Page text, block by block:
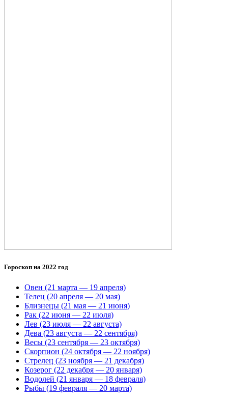
Гороскоп на 2022 год
Овен (21 марта — 19 апреля)
Телец (20 апреля — 20 мая)
Близнецы (21 мая — 21 июня)
Рак (22 июня — 22 июля)
Лев (23 июля — 22 августа)
Дева (23 августа — 22 сентября)
Весы (23 сентября — 23 октября)
Скорпион (24 октября — 22 ноября)
Стрелец (23 ноября — 21 декабря)
Козерог (22 декабря — 20 января)
Водолей (21 января — 18 февраля)
Рыбы (19 февраля — 20 марта)